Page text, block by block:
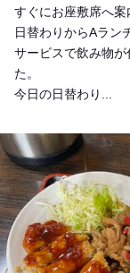
すぐにお座敷席へ案
日替わりからAラン
サービスで飲み物
た。
今日の日替わり...